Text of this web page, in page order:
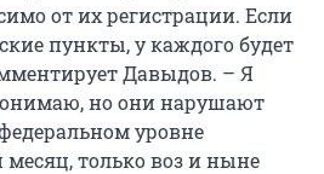
от их регистрации. Если
пункты, у каждого будет
Давыдов. – Я
но они нарушают
уровне
только воз и ныне